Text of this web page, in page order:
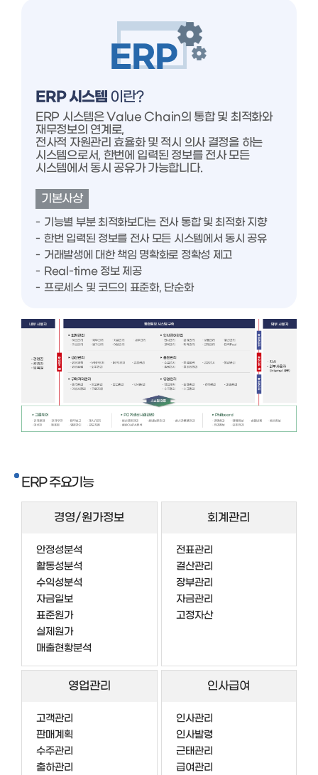
ERP 시스템 이란?
ERP 시스템은 Value Chain의 통합 및 최적화와
재무정보의 연계로,
전사적 자원관리 효율화 및 적시 의사 결정을 하는
시스템으로서, 한번에 입력된 정보를 전사 모든
시스템에서 동시 공유가 가능합니다.
기본사상
기능별 부분 최적화보다는 전사 통합 및 최적화 지향
한번 입력된 정보를 전사 모든 시스템에서 동시 공유
거래발생에 대한 책임 명확화로 정확성 제고
Real-time 정보 제공
프로세스 및 코드의 표준화, 단순화
ERP 주요기능
경영/원가정보
안정성분석
활동성분석
수익성분석
자금일보
표준원가
실제원가
매출현황분석
회계관리
전표관리
결산관리
장부관리
자금관리
고정자산
영업관리
고객관리
판매계획
수주관리
출하관리
인사급여
인사관리
인사발령
근태관리
급여관리